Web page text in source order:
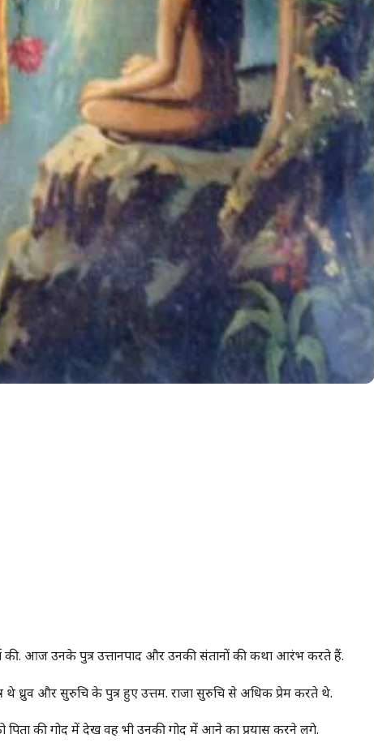
की. आज उनके पुत्र उत्तानपाद और उनकी संतानों की कथा आरंभ करते हैं.
थे ध्रुव और सुरुचि के पुत्र हुए उत्तम. राजा सुरुचि से अधिक प्रेम करते थे.
की गोद में देख वह भी उनकी गोद में आने का प्रयास करने लगे.